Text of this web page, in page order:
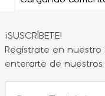
¡SUSCRÍBETE!
Regístrate en nuestro
enterarte de nuestros